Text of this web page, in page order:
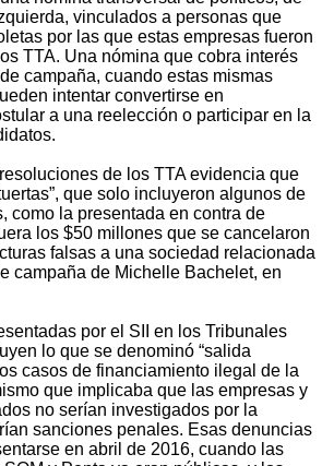
vinculados a personas que
por las que estas empresas fueron
TTA. Una nómina que cobra interés
campaña, cuando estas mismas
intentar convertirse en
a una reelección o participar en la
de los TTA evidencia que
que solo incluyeron algunos de
como la presentada en contra de
los $50 millones que se cancelaron
falsas a una sociedad relacionada
campaña de Michelle Bachelet, en
por el SII en los Tribunales
lo que se denominó “salida
casos de financiamiento ilegal de la
que implicaba que las empresas y
no serían investigados por la
sanciones penales. Esas denuncias
en abril de 2016, cuando las